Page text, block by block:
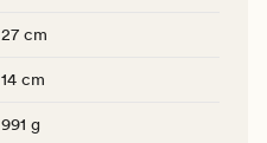
27 cm
14 cm
991 g